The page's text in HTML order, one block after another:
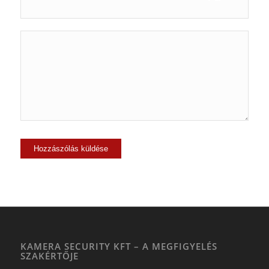
KAMERA SECURITY KFT – A MEGFIGYELÉS
SZAKÉRTŐJE